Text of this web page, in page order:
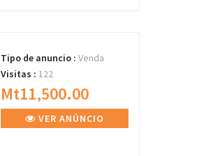
Tipo de anuncio : Venda
Visitas : 122
Mt11,500.00
VER ANÚNCIO